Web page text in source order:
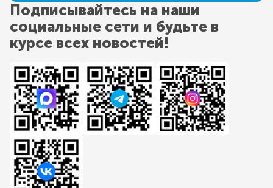
Подписывайтесь на наши
социальные сети и будьте в
курсе всех новостей!